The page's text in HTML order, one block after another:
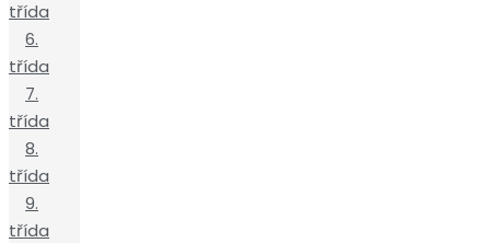
třída
6.
třída
7.
třída
8.
třída
9.
třída